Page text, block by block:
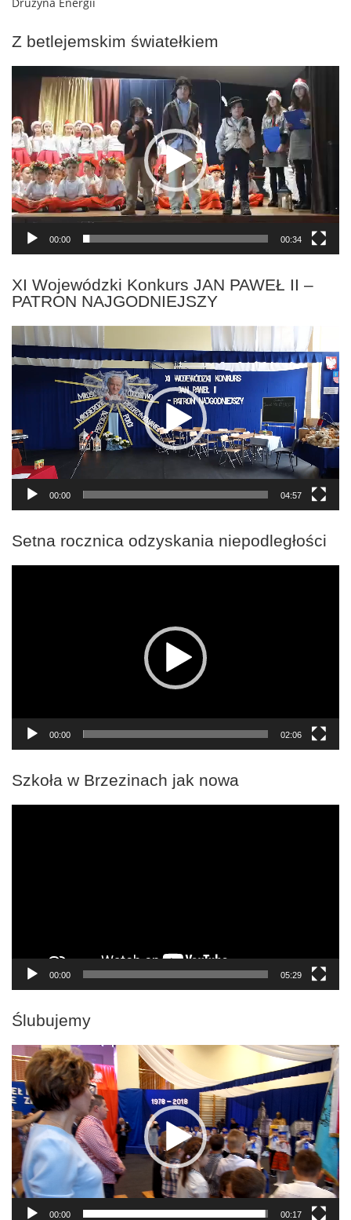
Z betlejemskim światełkiem
Odtwarzacz
00:00 00:34
XI Wojewódzki Konkurs JAN PAWEŁ II –
PATRON NAJGODNIEJSZY
Odtwarzacz
video
00:00 04:57
Setna rocznica odzyskania niepodległości
00:00 02:06
Szkoła w Brzezinach jak nowa
00:00 05:29
Ślubujemy
Odtwarzacz
video
00:00 00:17